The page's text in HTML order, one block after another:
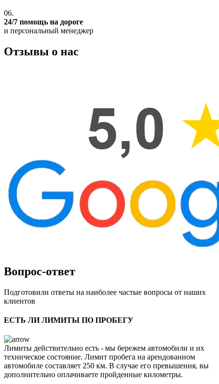
06.
24/7 помощь на дороге
и персональный менеджер
Отзывы о нас
Вопрос-ответ
Подготовили ответы на наиболее частые вопросы от наших
клиентов
ЕСТЬ ЛИ ЛИМИТЫ ПО ПРОБЕГУ
Лимиты действительно есть - мы бережем автомобили и их
техническое состояние. Лимит пробега на арендованном
автомобиле составляет 250 км. В случае его превышения, вы
дополнительно оплачиваете пройденные километры.